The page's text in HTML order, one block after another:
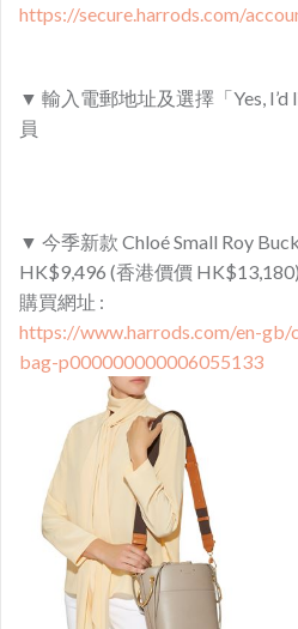
https://secure.harrods.com/
▼ 輸入電郵地址及選擇「Yes,
員
▼ 今季新款 Chloé Small Roy
HK$9,496 (香港價價
購買網址 :
https://www.harrods.com/en-
bag-p000000000006055133